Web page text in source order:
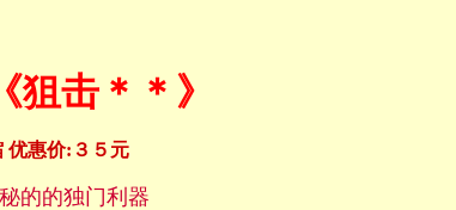
《狙击＊＊》
优惠价:３５元
的的独门利器